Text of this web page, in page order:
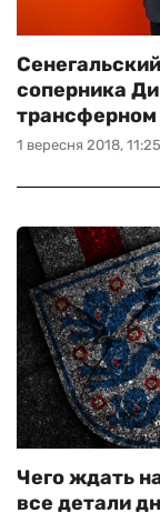
1 вересня 2018, 11:25
соперника
Чего ждать
все детали